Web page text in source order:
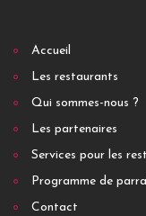
Accueil
Les restaurants
Qui sommes-nous ?
Les partenaires
Services pour les
Programme de
Contact